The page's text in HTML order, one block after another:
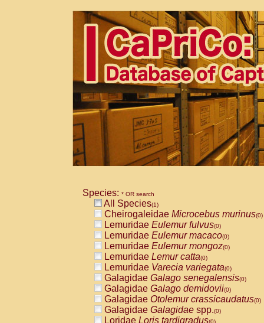
Species: * OR search
All Species(1)
Cheirogaleidae Microcebus murinus(0)
Lemuridae Eulemur fulvus(0)
Lemuridae Eulemur macaco(0)
Lemuridae Eulemur mongoz(0)
Lemuridae Lemur catta(0)
Lemuridae Varecia variegata(0)
Galagidae Galago senegalensis(0)
Galagidae Galago demidovii(0)
Galagidae Otolemur crassicaudatus(0)
Galagidae Galagidae spp.(0)
Loridae Loris tardigradus(0)